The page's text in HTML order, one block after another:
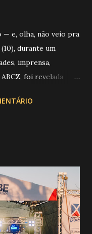
— e, olha, não veio pra
durante um
imprensa,
foi revelada
em Touros
maior companhia de
mudou de nome:
para por aí. Foto:
NACIONAL QUE
quatro noites , entre